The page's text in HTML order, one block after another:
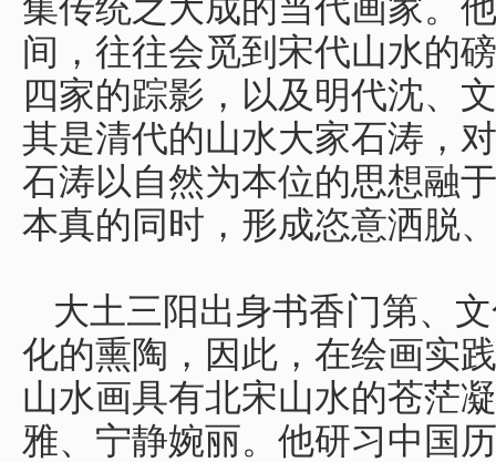
集传统之大成的当代画家。
间，往往会觅到宋代山水的
四家的踪影，以及明代沈、
其是清代的山水大家石涛，
石涛以自然为本位的思想融
本真的同时，形成恣意洒脱
大土三阳出身书香门第、
化的熏陶，因此，在绘画实
山水画具有北宋山水的苍茫
雅、宁静婉丽。他研习中国